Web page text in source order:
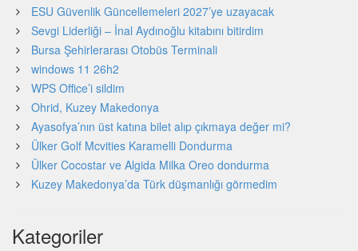
ESU Güvenlik Güncellemeleri 2027’ye uzayacak
Sevgi Liderliği – İnal Aydınoğlu kitabını bitirdim
Bursa Şehirlerarası Otobüs Terminali
windows 11 26h2
WPS Office’i sildim
Ohrid, Kuzey Makedonya
Ayasofya’nın üst katına bilet alıp çıkmaya değer mi?
Ülker Golf Mcvities Karamelli Dondurma
Ülker Cocostar ve Algida Milka Oreo dondurma
Kuzey Makedonya’da Türk düşmanlığı görmedim
Kategoriler